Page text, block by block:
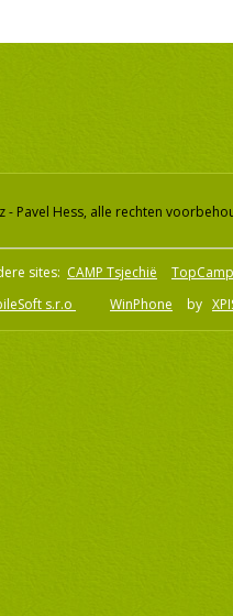
Pavel Hess, alle rechten
sites: CAMP Tsjechië
s.r.o WinPhone by